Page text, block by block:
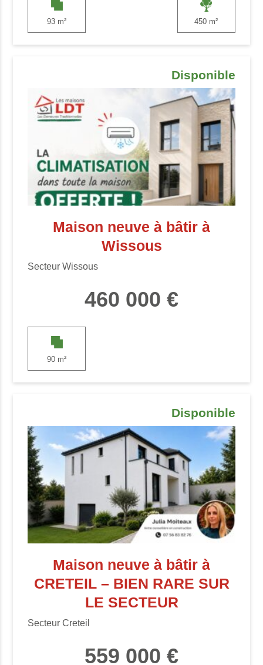
93 m² 450 m²
Disponible
Maison neuve à bâtir à
Wissous
Secteur Wissous
460 000 €
90 m²
Disponible
Maison neuve à bâtir à
CRETEIL – BIEN RARE SUR
LE SECTEUR
Secteur Creteil
559 000 €